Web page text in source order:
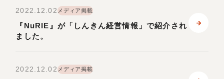
2022.12.02メディア掲載
『NuRIE』が「しんきん経営情報」で紹介され
ました。
2022.12.02メディア掲載